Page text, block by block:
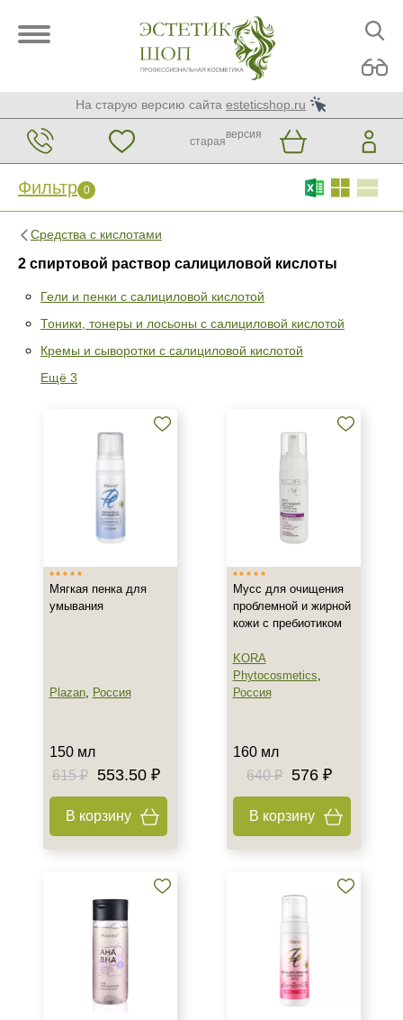
На старую версию сайта esteticshop.ru
старая
версия
Фильтр 0
Средства с кислотами
2 спиртовой раствор салициловой кислоты
Гели и пенки с салициловой кислотой
Тоники, тонеры и лосьоны с салициловой кислотой
Кремы и сыворотки с салициловой кислотой
Ещё 3
Фильтр 0
салициловой кислотой
салициловой кислотой
ARDEMI
BIOTIME
Страна
Испания
Россия
Показать еще
Тип товара
Мягкая пенка для
умывания
Plazan, Россия
150 мл
615 ₽
553.50 ₽
В корзину
Мусс для очищения
проблемной и жирной
кожи с пребиотиком
KORA
Phytocosmetics,
Россия
160 мл
640 ₽ 576 ₽
В корзину